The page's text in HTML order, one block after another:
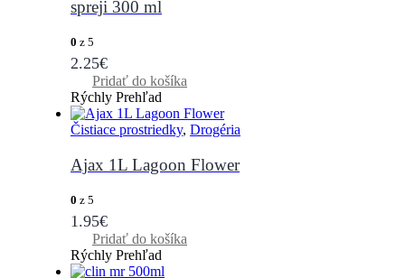
spreji 300 ml
0 z 5
2.25€
Pridať do košíka
Rýchly Prehľad
Čistiace prostriedky, Drogéria
Ajax 1L Lagoon Flower
0 z 5
1.95€
Pridať do košíka
Rýchly Prehľad